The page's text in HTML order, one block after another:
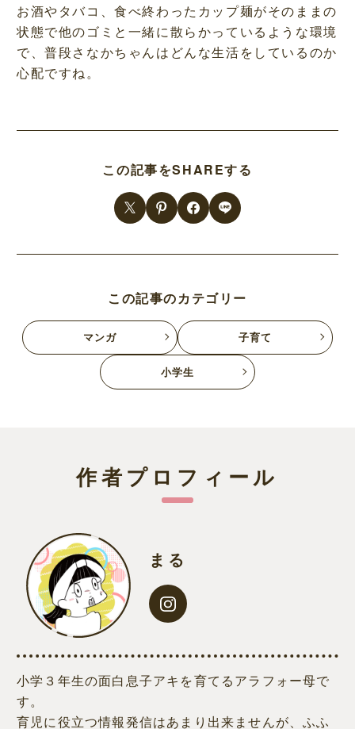
お酒やタバコ、食べ終わったカップ麺がそのままの
状態で他のゴミと一緒に散らかっているような環境
で、普段さなかちゃんはどんな生活をしているのか
心配ですね。
この記事をSHAREする
この記事のカテゴリー
マンガ 子育て
小学生
作者プロフィール
まる
小学３年生の面白息子アキを育てるアラフォー母で
す。
育児に役立つ情報発信はあまり出来ませんが、ふふ